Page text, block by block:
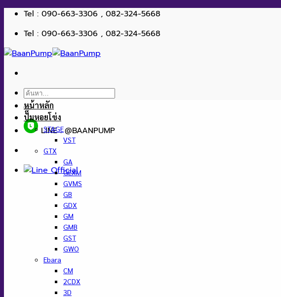
ข้าม
เนื้อหา
Tel : 090-663-3306 , 082-324-5668
Tel : 090-663-3306 , 082-324-5668
ค้นหา:
LINE : @BAANPUMP
หน้าหลัก
ปั๊มหอยโข่ง
STAGE
VST
GTX
GA
GEXM
GVMS
GB
GDX
GM
GMB
GST
GWO
Ebara
CM
2CDX
3D